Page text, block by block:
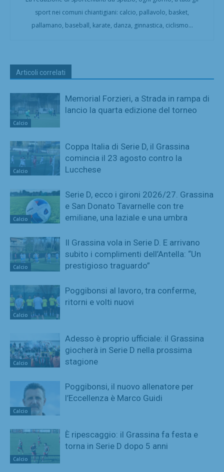
sport nei comuni chiantigiani: calcio, pallavolo, basket,
pallamano, baseball, karate, danza, ginnastica, ciclismo...
Articoli correlati
Calcio
Memorial Forzieri, a Strada in rampa di
lancio la quarta edizione del torneo
Calcio
Coppa Italia di Serie D, il Grassina
comincia il 23 agosto contro la
Lucchese
Calcio
Serie D, ecco i gironi 2026/27. Grassina
e San Donato Tavarnelle con tre
emiliane, una laziale e una umbra
Calcio
Il Grassina vola in Serie D. E arrivano
subito i complimenti dell’Antella: “Un
prestigioso traguardo”
Calcio
Poggibonsi al lavoro, tra conferme,
ritorni e volti nuovi
Calcio
Adesso è proprio ufficiale: il Grassina
giocherà in Serie D nella prossima
stagione
Calcio
Poggibonsi, il nuovo allenatore per
l’Eccellenza è Marco Guidi
Calcio
È ripescaggio: il Grassina fa festa e
torna in Serie D dopo 5 anni